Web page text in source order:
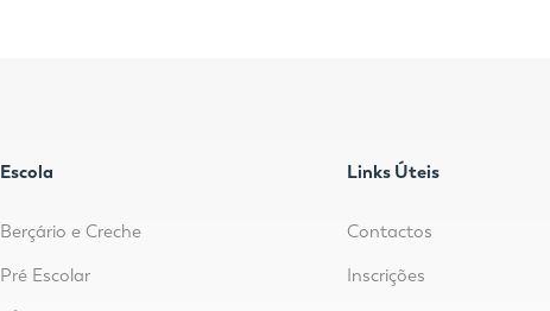
Escola
Berçário e Creche
Pré Escolar
Links Úteis
Contactos
Inscrições